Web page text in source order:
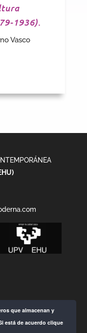
1936).
Vasco
que almacenan y
está de acuerdo clique